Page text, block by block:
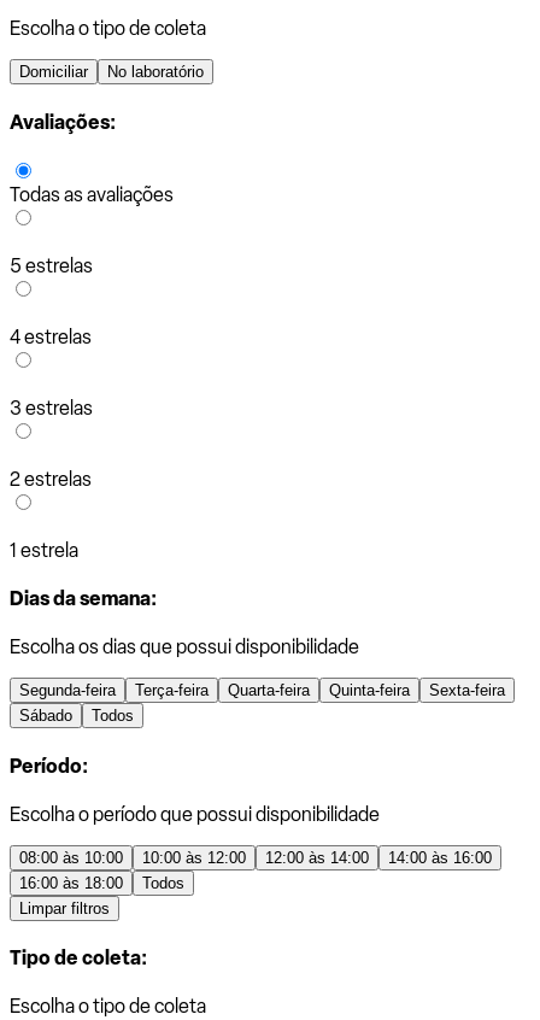
Escolha o tipo de coleta
Domiciliar No laboratório
Avaliações:
Todas as avaliações
5 estrelas
4 estrelas
3 estrelas
2 estrelas
1 estrela
Dias da semana:
Escolha os dias que possui disponibilidade
Segunda-feira Terça-feira Quarta-feira Quinta-feira
Sexta-feira
Sábado
Todos
Período:
Escolha o período que possui disponibilidade
08:00 às 10:00 10:00 às 12:00 12:00 às 14:00
14:00 às 16:00
16:00 às 18:00
Todos
Limpar filtros
Tipo de coleta:
Escolha o tipo de coleta